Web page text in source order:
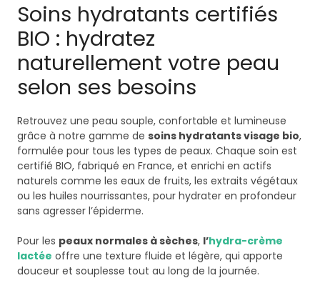
Soins hydratants certifiés
BIO : hydratez
naturellement votre peau
selon ses besoins
Retrouvez une peau souple, confortable et lumineuse
grâce à notre gamme de soins hydratants visage bio,
formulée pour tous les types de peaux. Chaque soin est
certifié BIO, fabriqué en France, et enrichi en actifs
naturels comme les eaux de fruits, les extraits végétaux
ou les huiles nourrissantes, pour hydrater en profondeur
sans agresser l’épiderme.
Pour les peaux normales à sèches, l’hydra-crème
lactée offre une texture fluide et légère, qui apporte
douceur et souplesse tout au long de la journée.